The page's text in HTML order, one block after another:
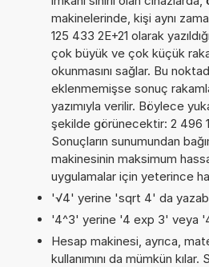
makinelerinde, kişi aynı
125 433 2E+21 olarak
çok büyük ve çok küçük
okunmasını sağlar. Bu
eklenmemişse sonuç
yazımıyla verilir. Böylece
şekilde görünecektir: 2 496
Sonuçların sunumundan
makinesinin maksimum
uygulamalar için yeterince
'√4' yerine 'sqrt 4' da
'4^3' yerine '4 exp 3' veya
Hesap makinesi, ayrıca,
kullanımını da mümkün